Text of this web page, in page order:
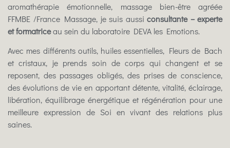
aromathérapie émotionnelle, massage bien-être agréée
FFMBE /France Massage, je suis aussi consultante – experte
et formatriceau sein du laboratoire DEVA les Emotions.
Avec mes différents outils, huiles essentielles, Fleurs de Bach
et cristaux, je prends soin de corps qui changent et se
reposent, des passages obligés, des prises de conscience,
des évolutions de vie en apportant détente, vitalité, éclairage,
libération, équilibrage énergétique et régénération pour une
meilleure expression de Soi en vivant des relations plus
saines.